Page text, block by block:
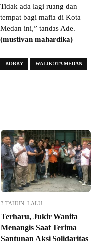
Tidak ada lagi ruang dan
tempat bagi mafia di Kota
Medan ini,” tandas Ade.
(mustivan mahardika)
BOBBY WALIKOTA MEDAN
3 TAHUN LALU
Terharu, Jukir Wanita
Menangis Saat Terima
Santunan Aksi Solidaritas